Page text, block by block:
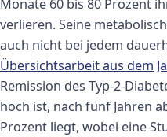
Monate 60 bis 80 Prozent
verlieren. Seine
auch nicht bei jedem
Übersichtsarbeit aus dem
Remission des Typ-2-
hoch ist, nach fünf Jahren
Prozent liegt, wobei eine